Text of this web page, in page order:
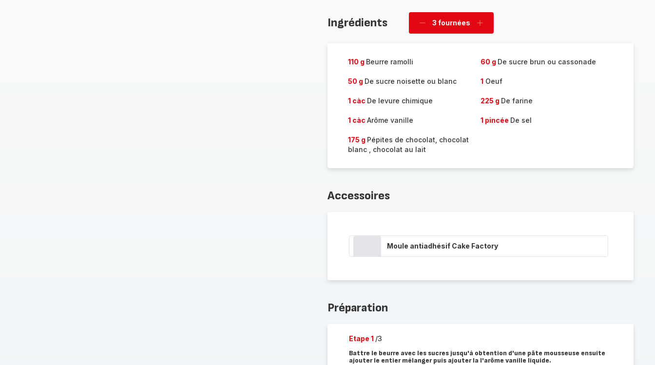
Ingrédients
Supprimer
3 fournées
Ajouter
110 g Beurre ramolli 60 g De sucre brun ou cassonade
50 g De sucre noisette ou blanc 1 Oeuf
1 càc De levure chimique 225 g De farine
1 càc Arôme vanille 1 pincée De sel
175 g Pépites de chocolat, chocolat
blanc , chocolat au lait
Accessoires
Moule antiadhésif Cake Factory
Préparation
Etape 1 /3
Battre le beurre avec les sucres jusqu'à obtention d'une pâte mousseuse ensuite
ajouter le entier mélanger puis ajouter la l'arôme vanille liquide.